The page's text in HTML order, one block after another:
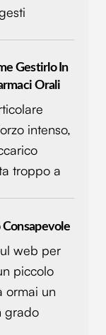
Gestirlo In
Orali
intenso,
troppo a
Consapevole
web per
piccolo
ormai un
grado